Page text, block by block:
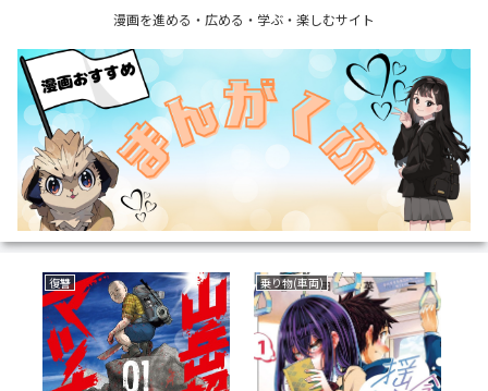
漫画を進める・広める・学ぶ・楽しむサイト
ミステリー ボーイズラブ(BL)